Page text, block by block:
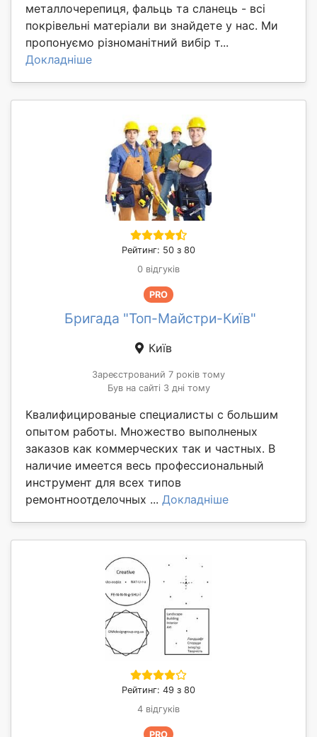
металлочерепиця, фальць та сланець - всі
покрівельні матеріали ви знайдете у нас. Ми
пропонуємо різноманітний вибір т...
Докладніше
Рейтинг: 50 з 80
0 відгуків
PRO
Бригада "Топ-Майстри-Київ"
Київ
Зареєстрований 7 років тому
Був на сайті 3 дні тому
Квалифицированые специалисты с большим
опытом работы. Множество выполненых
заказов как коммерческих так и частных. В
наличие имеется весь профессиональный
инструмент для всех типов
ремонтноотделочных ... Докладніше
Рейтинг: 49 з 80
4 відгуків
PRO